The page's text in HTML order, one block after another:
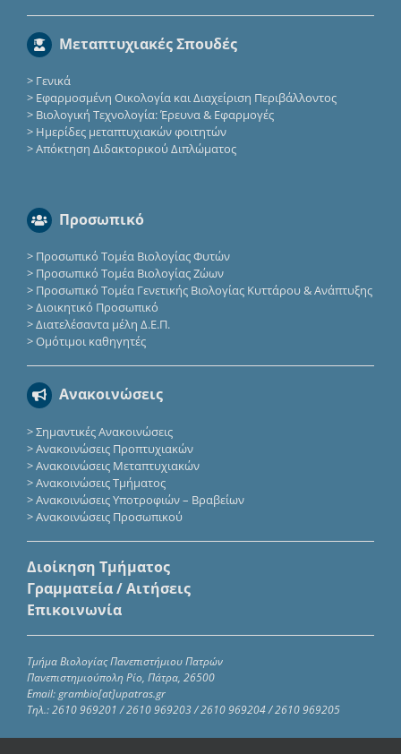
Μεταπτυχιακές Σπουδές
> Γενικά
> Εφαρμοσμένη Οικολογία και Διαχείριση Περιβάλλοντος
>Βιολογική Τεχνολογία: Έρευνα & Εφαρμογές
> Ημερίδες μεταπτυχιακών φοιτητών
>Απόκτηση Διδακτορικού Διπλώματος
Προσωπικό
> Προσωπικό Τομέα Βιολογίας Φυτών
> Προσωπικό Τομέα Βιολογίας Ζώων
> Προσωπικό Τομέα Γενετικής Βιολογίας Κυττάρου & Ανάπτυξης
>Διοικητικό Προσωπικό
>Διατελέσαντα μέλη Δ.Ε.Π.
>Ομότιμοι καθηγητές
Ανακοινώσεις
>Σημαντικές Ανακοινώσεις
>Ανακοινώσεις Προπτυχιακών
>Ανακοινώσεις Μεταπτυχιακών
>Ανακοινώσεις Τμήματος
>Ανακοινώσεις Υποτροφιών – Βραβείων
>Ανακοινώσεις Προσωπικού
Διοίκηση Τμήματος
Γραμματεία / Αιτήσεις
Επικοινωνία
Τμήμα Βιολογίας Πανεπιστήμιου Πατρών
Πανεπιστημιούπολη Ρίο, Πάτρα, 26500
Email: grambio[at]upatras.gr
Τηλ.: 2610 969201 / 2610 969203 / 2610 969204 / 2610 969205